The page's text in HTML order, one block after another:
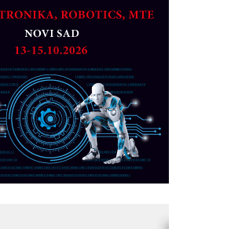
svoju toplinsku
pravca MINI-
Svetski standard metrologije
u Srbiji
– NEXT-Robotika vođena
inteligencijom
revolucioniše